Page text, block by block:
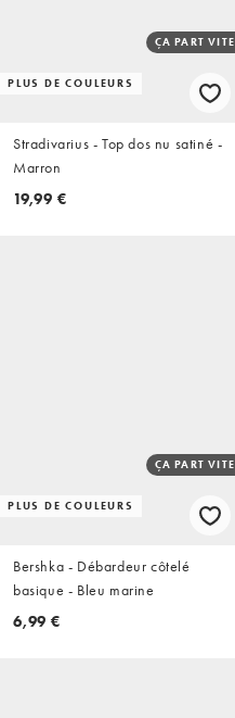
PLUS DE COULEURS
ÇA PART VITE
Stradivarius - Top dos nu satiné -
Marron
19,99 €
PLUS DE COULEURS
ÇA PART VITE
Bershka - Débardeur côtelé
basique - Bleu marine
6,99 €